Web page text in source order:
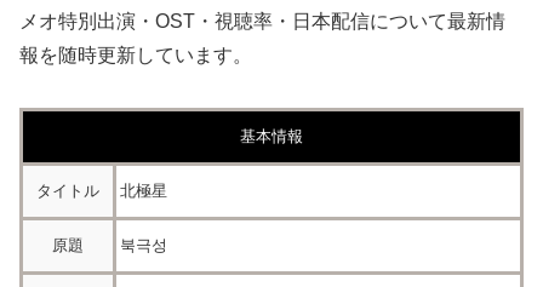
メオ特別出演・OST・視聴率・日本配信について最新情
報を随時更新しています。
基本情報
タイトル 北極星
原題 북극성